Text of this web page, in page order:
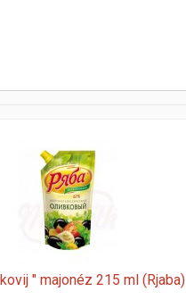
" majonéz 215 ml (Rjaba)